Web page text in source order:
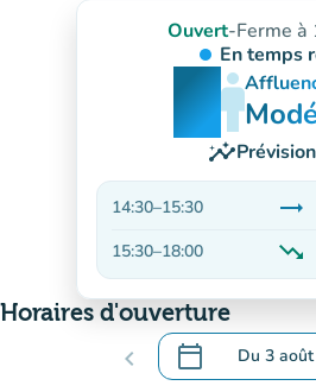
Ouvert-Ferme à
En temps
man
man
man
insights
14:30–15:30 trending_flat
15:30–18:00 trending_down
En
Horaires d'ouverture
chevron_left calendar_today Du 3 août
.Ouvrir le